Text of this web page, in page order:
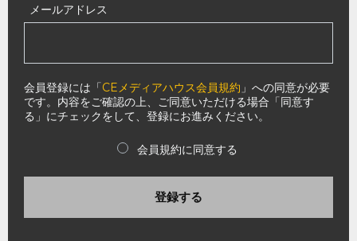
メールアドレス
会員登録には「CEメディアハウス会員規約 」への同意が必要
です。内容をご確認の上、ご同意いただける場合「同意す
る」にチェックをして、登録にお進みください。
会員規約に同意する
登録する